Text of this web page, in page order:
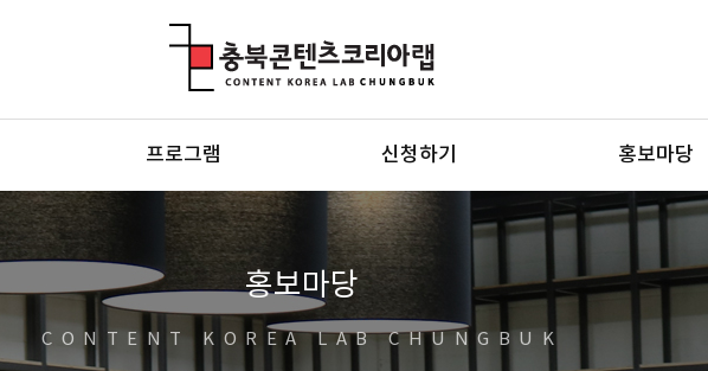
프로그램 신청하기 홍보마당
홍보마당
CONTENT KOREA LAB CHUNGBUK